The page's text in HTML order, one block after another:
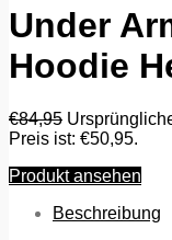
Under
Hoodie
€84,95
Preis ist: €50,95.
Produkt ansehen
Beschreibung